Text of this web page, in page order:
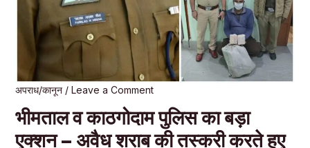
अपराध/कानून/ Leave a Comment
भीमताल व काठगोदाम पुलिस का बड़ा
एक्शन – अवैध शराब की तस्करी करते हुए